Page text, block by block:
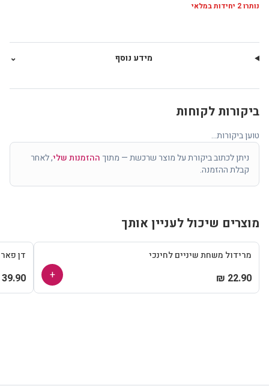
נותרו2 יחידות במלאי
מידע נוסף ⌄
ביקורות לקוחות
טוען ביקורות...
ניתן לכתוב ביקורת על מוצר שרכשת — מתוךההזמנות שלי, לאחר
קבלת ההזמנה.
מוצרים שיכול לעניין אותך
מרידול משחת שיניים לחינכי
22.90 ₪
+
דן
39.90 ₪